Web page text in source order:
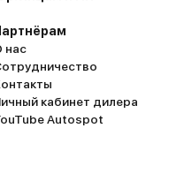
внедорожник, то вы
соотношению цены и
каждый может
разному. Но для меня
полностью оправдана.
нас
кабинет дилера
Autospot